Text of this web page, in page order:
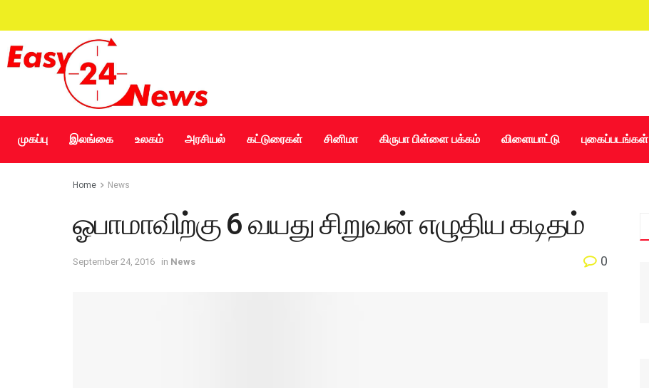
முகப்பு இலங்கை உலகம் அரசியல் கட்டுரைகள் சினிமா கிருபா பிள்ளை பக்கம் விளையாட்டு புகைப்படங்கள்
Home News
ஓபாமாவிற்கு 6 வயது சிறுவன் எழுதிய கடிதம்
September 24, 2016 in News 0